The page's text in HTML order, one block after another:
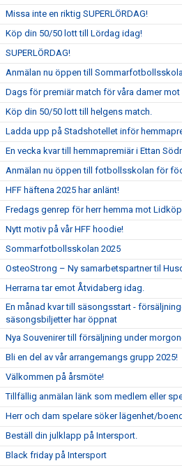
Missa inte en riktig SUPERLÖRDAG!
Köp din 50/50 lott till Lördag idag!
SUPERLÖRDAG!
Anmälan nu öppen till
Dags för premiär match för våra damer
Köp din 50/50 lott till helgens match.
Ladda upp på Stadshotellet inför
En vecka kvar till hemmapremiär i Ettan
Anmälan nu öppen till fotbollsskolan för
HFF häftena 2025 har anlänt!
Fredags genrep för herr hemma mot
Nytt motiv på vår HFF hoodie!
Sommarfotbollsskolan 2025
OsteoStrong – Ny samarbetspartner til
Herrarna tar emot Åtvidaberg idag.
En månad kvar till säsongsstart -
säsongsbiljetter har öppnat
Nya Souvenirer till försäljning under
Bli en del av vår arrangemangs grupp 2025!
Välkommen på årsmöte!
Tillfällig anmälan länk som medlem eller
Herr och dam spelare söker lägenhet/
Beställ din julklapp på Intersport.
Black friday på Intersport